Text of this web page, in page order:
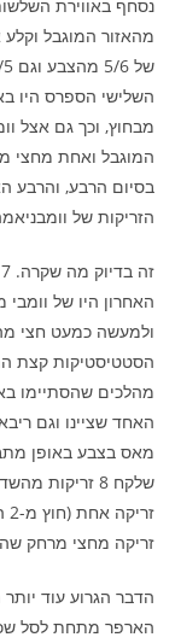
נסחף באווירת
מבחוץ, וכך גם אצל
בסיום הרבע, והרבע
הזריקות של
האחרון היו של
ולמעשה כמעט חצי
האחד שציינו וגם
מאס בצבע באופן
זריקה מחצי מרחק
הדבר הגרוע עוד
הארפר מתחת לסל